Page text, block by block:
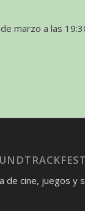
marzo a las
de cine, juegos y